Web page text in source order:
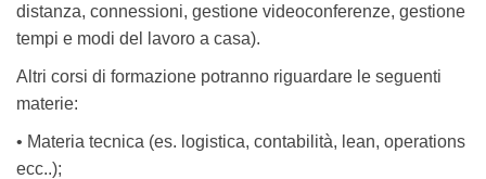
distanza, connessioni, gestione videoconferenze, gestione
tempi e modi del lavoro a casa).
Altri corsi di formazione potranno riguardare le seguenti
materie:
• Materia tecnica (es. logistica, contabilità, lean, operations
ecc..);